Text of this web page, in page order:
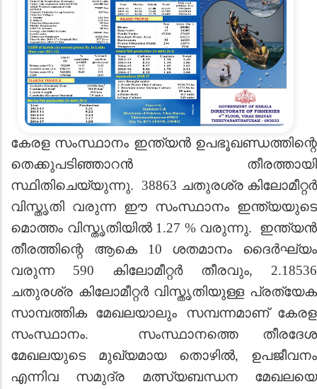
കേരള സംസ്ഥാനം ഇന്ത്യന്‍ ഉപഭൂഖണ്ഡത്തിന്റെ
തെക്കുപടിഞ്ഞാറ‍ൻ തീരത്തായി
സ്ഥിതിചെയ്യുന്നു. 38863 ചതുരശ്ര കിലോമീറ്റ‍ർ
വിസ്തൃതി വരുന്ന ഈ സംസ്ഥാനം ഇന്ത്യയുടെ
മൊത്തം വിസ്തൃതിയില്‍ 1.27 %വരുന്നു. ഇന്ത്യൻ
തീരത്തിന്റെ ആകെ 10 ശതമാനം ദൈര്‍ഘ്യം
വരുന്ന 590 കിലോമീറ്റ‍ർ തീരവും, 2.18536
ചതുരശ്ര കിലോമീറ്റർ വിസ്തൃതിയുള്ള പ്രത്യേക
സാമ്പത്തിക മേഖലയാലും സമ്പന്നമാണ് കേരള
സംസ്ഥാനം. സംസ്ഥാനത്തെ തീരദേശ
മേഖലയുടെ മുഖ്യമായ തൊഴിൽ, ഉപജീവനം
എന്നിവ സമുദ്ര മത്സ്യബന്ധന മേഖലയെ